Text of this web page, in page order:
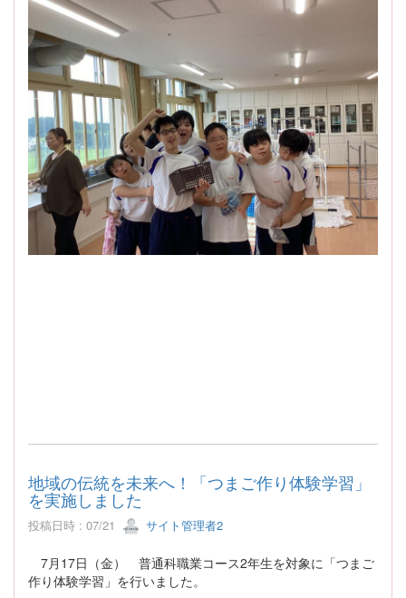
地域の伝統を未来へ！「つまご作り体験学習」
を実施しました
投稿日時 : 07/21 サイト管理者2
7月17日（金） 普通科職業コース2年生を対象に「つまご
作り体験学習」を行いました。